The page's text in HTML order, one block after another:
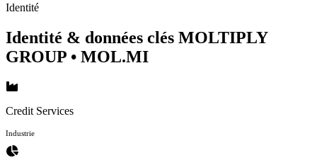
Identité
Identité & données clés MOLTIPLY
GROUP • MOL.MI
Credit Services
Industrie